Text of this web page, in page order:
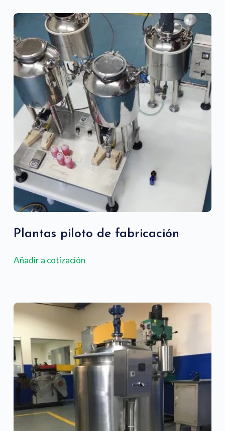
Plantas piloto de fabricación
Añadir a cotización